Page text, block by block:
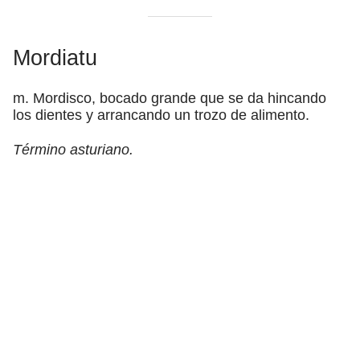
Mordiatu
m. Mordisco, bocado grande que se da hincando
los dientes y arrancando un trozo de alimento.
Término asturiano.